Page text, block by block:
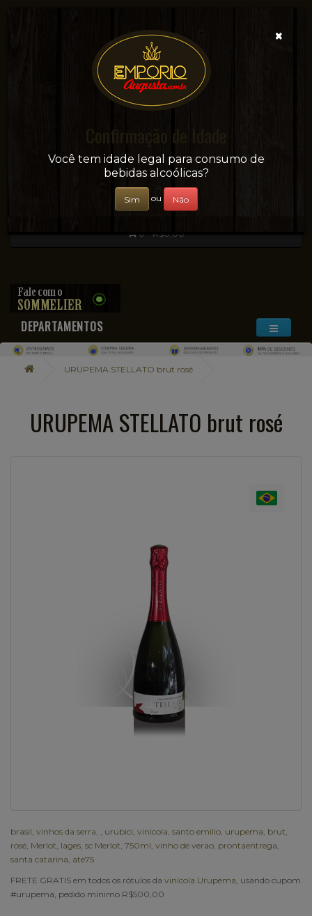
Sua conveniência e adega on-line!
0 - R$0,00
DEPARTAMENTOS
URUPEMA STELLATO brut rosé
URUPEMA STELLATO brut rosé
brasil vinhos da serra urubici vinicola santo emilio urupema brut
rosé Merlot lages sc Merlot 750ml vinho de verao prontaentrega
santa catarina ate75
FRETE GRATIS em todos os rótulos da vinícola Urupema , usando cupom
#urupema, pedido mínimo R$500,00
×
Confirmação de Idade
Você tem idade legal para consumo de
bebidas alcoólicas?
Sim ou Não